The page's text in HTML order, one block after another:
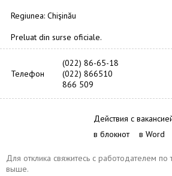
Regiunea: Chişinău
Preluat din surse oficiale.
Телефон
(022) 86-65-18
(022) 866510
866 509
Действия с
в блокнот
в Word
Для отклика свяжитесь с работодателем
выше.